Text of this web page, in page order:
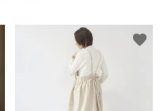
favorite